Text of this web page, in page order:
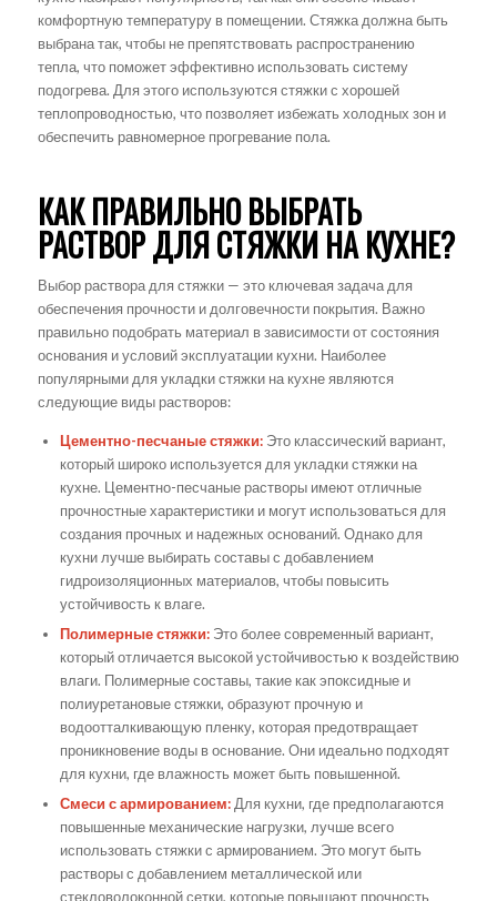
комфортную температуру в помещении. Стяжка должна быть
выбрана так, чтобы не препятствовать распространению
тепла, что поможет эффективно использовать систему
подогрева. Для этого используются стяжки с хорошей
теплопроводностью, что позволяет избежать холодных зон и
обеспечить равномерное прогревание пола.
КАК ПРАВИЛЬНО ВЫБРАТЬ
РАСТВОР ДЛЯ СТЯЖКИ НА КУХНЕ?
Выбор раствора для стяжки — это ключевая задача для
обеспечения прочности и долговечности покрытия. Важно
правильно подобрать материал в зависимости от состояния
основания и условий эксплуатации кухни. Наиболее
популярными для укладки стяжки на кухне являются
следующие виды растворов:
Цементно-песчаные стяжки:Это классический вариант,
который широко используется для укладки стяжки на
кухне. Цементно-песчаные растворы имеют отличные
прочностные характеристики и могут использоваться для
создания прочных и надежных оснований. Однако для
кухни лучше выбирать составы с добавлением
гидроизоляционных материалов, чтобы повысить
устойчивость к влаге.
Полимерные стяжки:Это более современный вариант,
который отличается высокой устойчивостью к воздействию
влаги. Полимерные составы, такие как эпоксидные и
полиуретановые стяжки, образуют прочную и
водоотталкивающую пленку, которая предотвращает
проникновение воды в основание. Они идеально подходят
для кухни, где влажность может быть повышенной.
Смеси с армированием:Для кухни, где предполагаются
повышенные механические нагрузки, лучше всего
использовать стяжки с армированием. Это могут быть
растворы с добавлением металлической или
стекловолоконной сетки, которые повышают прочность